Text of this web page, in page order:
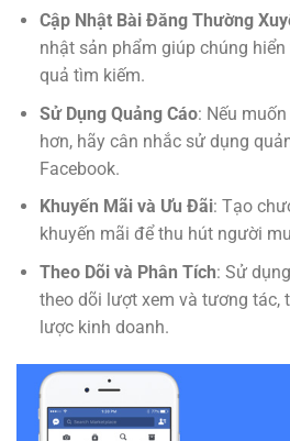
Cập Nhật Bài Đăng Thường
nhật sản phẩm giúp chúng
quả tìm kiếm.
Sử Dụng Quảng Cáo: Nếu
hơn, hãy cân nhắc sử dụng
Facebook.
Khuyến Mãi và Ưu Đãi: Tạo
khuyến mãi để thu hút người
Theo Dõi và Phân Tích: Sử
theo dõi lượt xem và tương tác,
lược kinh doanh.